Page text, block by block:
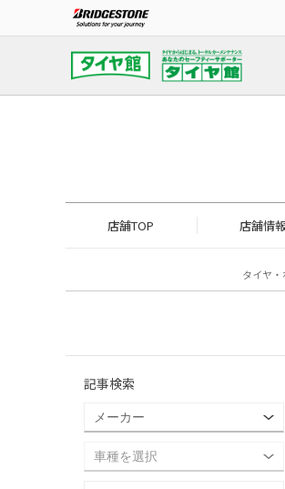
店舗TOP 店舗情
タイヤ
記事検索